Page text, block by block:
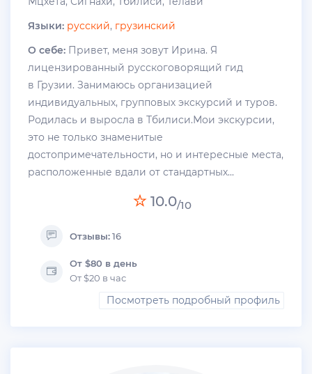
Языки: русский, грузинский
О себе: Привет, меня зовут Ирина. Я
лицензированный русскоговорящий гид
в Грузии. Занимаюсь организацией
индивидуальных, групповых экскурсий и туров.
Родилась и выросла в Тбилиси.Мои экскурсии,
это не только знаменитые
достопримечательности, но и интересные места,
расположенные вдали от стандартных...
10.0/10
Отзывы:16
От $80 в день
От $20 в час
Посмотреть подробный профиль